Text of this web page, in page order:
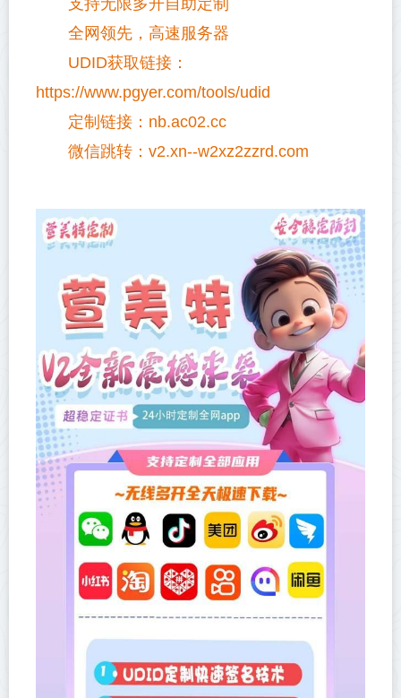
支持无限多开自助定制
全网领先，高速服务器
UDID获取链接：
https://www.pgyer.com/tools/udid
定制链接：nb.ac02.cc
微信跳转：v2.xn--w2xz2zzrd.com